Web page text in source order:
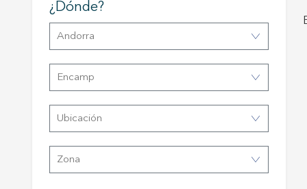
¿dónde?
Andorra
Encamp
Ubicación
Zona
de la